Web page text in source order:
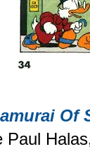
Of
Paul